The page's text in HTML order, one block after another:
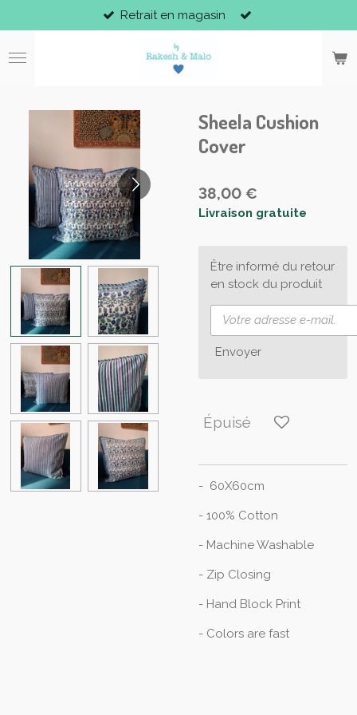
au
contenu
Retrait en magasin
Sheela Cushion
Cover
38,00 €
Livraison gratuite
Être informé du retour
en stock du produit
Envoyer
Épuisé
- 60X60cm
- 100% Cotton
- Machine Washable
- Zip Closing
- Hand Block Print
- Colors are fast